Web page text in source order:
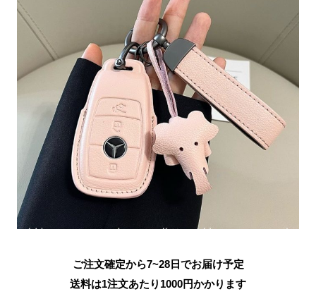
ご注文確定から7~28日でお届け予定
送料は1注文あたり 1000円かかります